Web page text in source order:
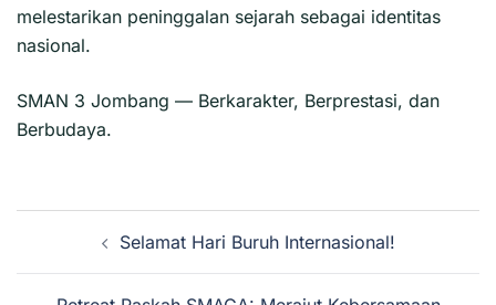
melestarikan peninggalan sejarah sebagai identitas
nasional.
SMAN 3 Jombang — Berkarakter, Berprestasi, dan
Berbudaya.
Navigasi
Tulisan
Selamat Hari Buruh Internasional!